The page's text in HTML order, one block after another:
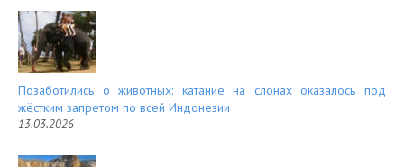
Позаботились о животных: катание на слонах оказалось под
жёстким запретом по всей Индонезии
13.03.2026